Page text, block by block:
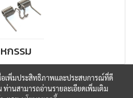
กรรม
อเพิ่มประสิทธิภาพและประสบการณ์ที่ดี
ท่านสามารถอ่านรายละเอียดเพิ่มเติม